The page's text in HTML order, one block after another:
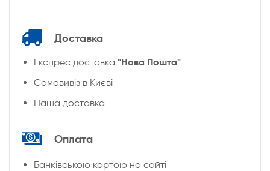
Доставка
Експрес доставка "Нова Пошта"
Cамовивіз в Києві
Наша доставка
Оплата
Банківською картою на сайті